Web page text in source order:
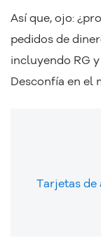
Así que, ojo:
pedidos de
incluyendo RG
Desconfía en el
Tarjetas de